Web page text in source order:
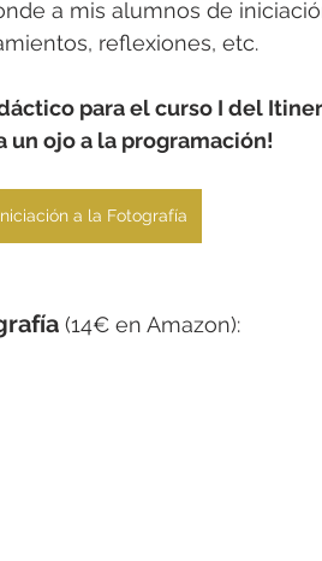
a mis alumnos de
reflexiones, etc.
para el curso I del
un ojo a la programación!
a la Fotografía
(14€ en Amazon):